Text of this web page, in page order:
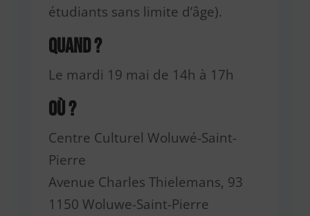
étudiants sans limite d’âge).
Quand ?
Le mardi 19 mai de 14h à 17h
Où ?
Centre Culturel Woluwé-Saint-
Pierre
Avenue Charles Thielemans, 93
1150 Woluwe-Saint-Pierre